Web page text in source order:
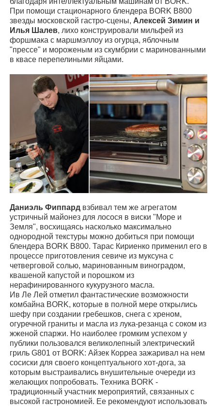
При помощи стационарного блендера BORK B800
звезды московской гастро-сцены, Алексей Зимин и
Илья Шалев, лихо конструировали мильфей из
форшмака с маршмэллоу из огурца, яблочным
"прессе" и мороженым из скумбрии с маринованными
в квасе перепелиными яйцами.
Даниэль Фиппард взбивал тем же агрегатом
устричный майонез для лосося в виски "Море и
Земля", восхищаясь насколько максимально
однородной текстуры можно добиться при помощи
блендера BORK B800. Тарас Кириенко применил его в
процессе приготовления севиче из муксуна с
четверговой солью, маринованным виноградом,
квашеной капустой и порошком из
нерафинированного кукурузного масла.
Ив Ле Лей отметил фантастические возможности
комбайна BORK, которые в полной мере открылись
шефу при создании гребешков, снега с хреном,
огуречной граниты и масла из лука-резанца с соком из
жженой спаржи. Но наиболее громким успехом у
публики пользовался великолепный электрический
гриль G801 от BORK: Айзек Корреа зажаривал на нем
сосиски для своего концептуального хот-дога, за
которым выстраивались внушительные очереди из
желающих попробовать. Техника BORK -
традиционный участник мероприятий, связанных с
высокой гастрономией. Ее рекомендуют использовать